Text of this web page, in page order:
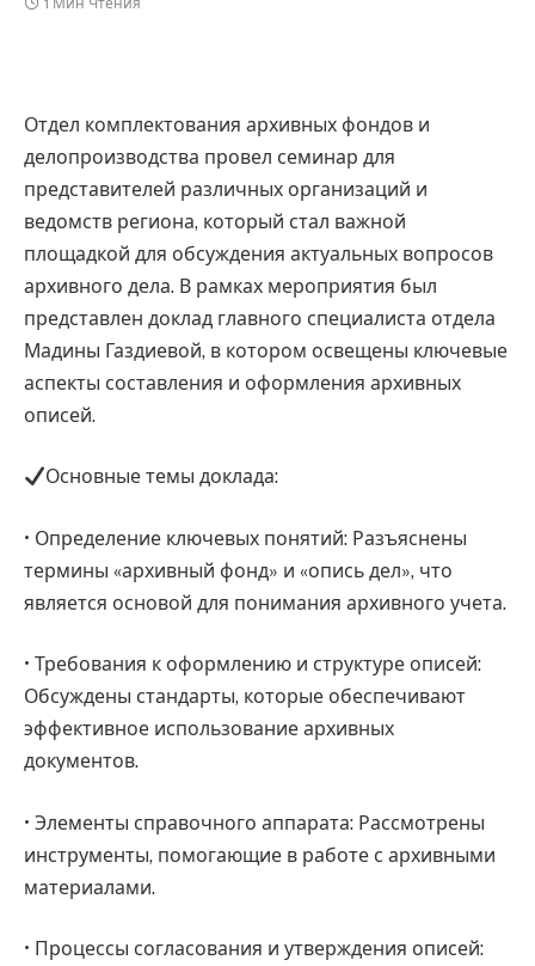
1 Мин Чтения
Отдел комплектования архивных фондов и
делопроизводства провел семинар для
представителей различных организаций и
ведомств региона, который стал важной
площадкой для обсуждения актуальных вопросов
архивного дела. В рамках мероприятия был
представлен доклад главного специалиста отдела
Мадины Газдиевой, в котором освещены ключевые
аспекты составления и оформления архивных
описей.
Основные темы доклада:
• Определение ключевых понятий: Разъяснены
термины «архивный фонд» и «опись дел», что
является основой для понимания архивного учета.
• Требования к оформлению и структуре описей:
Обсуждены стандарты, которые обеспечивают
эффективное использование архивных
документов.
• Элементы справочного аппарата: Рассмотрены
инструменты, помогающие в работе с архивными
материалами.
• Процессы согласования и утверждения описей: